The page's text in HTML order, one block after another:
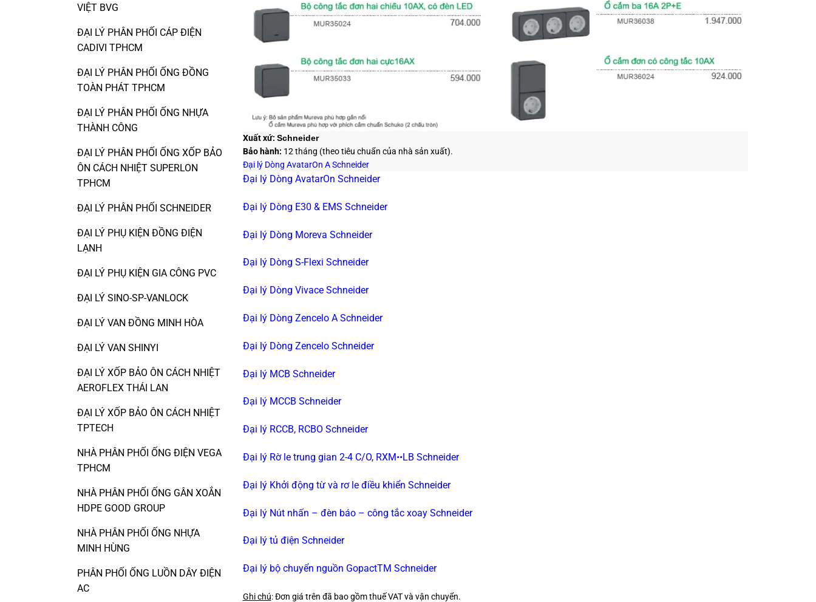
VIỆT BVG
ĐẠI LÝ PHÂN PHỐI CÁP ĐIỆN
CADIVI TPHCM
ĐẠI LÝ PHÂN PHỐI ỐNG ĐỒNG
TOÀN PHÁT TPHCM
ĐẠI LÝ PHÂN PHỐI ỐNG NHỰA
THÀNH CÔNG
ĐẠI LÝ PHÂN PHỐI ỐNG XỐP BẢO
ÔN CÁCH NHIỆT SUPERLON
TPHCM
ĐẠI LÝ PHÂN PHỐI SCHNEIDER
ĐẠI LÝ PHỤ KIỆN ĐỒNG ĐIỆN
LẠNH
ĐẠI LÝ PHỤ KIỆN GIA CÔNG PVC
ĐẠI LÝ SINO-SP-VANLOCK
ĐẠI LÝ VAN ĐỒNG MINH HÒA
ĐẠI LÝ VAN SHINYI
ĐẠI LÝ XỐP BẢO ÔN CÁCH NHIỆT
AEROFLEX THÁI LAN
ĐẠI LÝ XỐP BẢO ÔN CÁCH NHIỆT
TPTECH
NHÀ PHÂN PHỐI ỐNG ĐIỆN VEGA
TPHCM
NHÀ PHÂN PHỐI ỐNG GÂN XOẮN
HDPE GOOD GROUP
NHÀ PHÂN PHỐI ỐNG NHỰA
MINH HÙNG
PHÂN PHỐI ỐNG LUỒN DÂY ĐIỆN
AC
Xuất xứ: Schneider
Bảo hành: 12 tháng (theo tiêu chuẩn của nhà sản xuất).
Đại lý Dòng AvatarOn A Schneider
Đại lý Dòng AvatarOn Schneider
Đại lý Dòng E30 & EMS Schneider
Đại lý Dòng Moreva Schneider
Đại lý Dòng S-Flexi Schneider
Đại lý Dòng Vivace Schneider
Đại lý Dòng Zencelo A Schneider
Đại lý Dòng Zencelo Schneider
Đại lý MCB Schneider
Đại lý MCCB Schneider
Đại lý RCCB, RCBO Schneider
Đại lý Rờ le trung gian 2-4 C/O, RXM••LB Schneider
Đại lý Khởi động từ và rơ le điều khiển Schneider
Đại lý Nút nhấn – đèn báo – công tắc xoay Schneider
Đại lý tủ điện Schneider
Đại lý bộ chuyển nguồn GopactTM Schneider
Ghi chú: Đơn giá trên đã bao gồm thuế VAT và vận chuyển.